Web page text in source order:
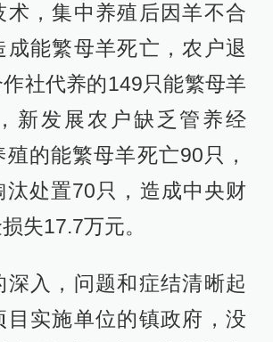
术，集中养殖后因羊不合
成能繁母羊死亡，农户退
社代养的149只能繁母羊
新发展农户缺乏管养经
的能繁母羊死亡90只，
汰处置70只，造成中央财
失17.7万元。
深入，问题和症结清晰起
目实施单位的镇政府，没